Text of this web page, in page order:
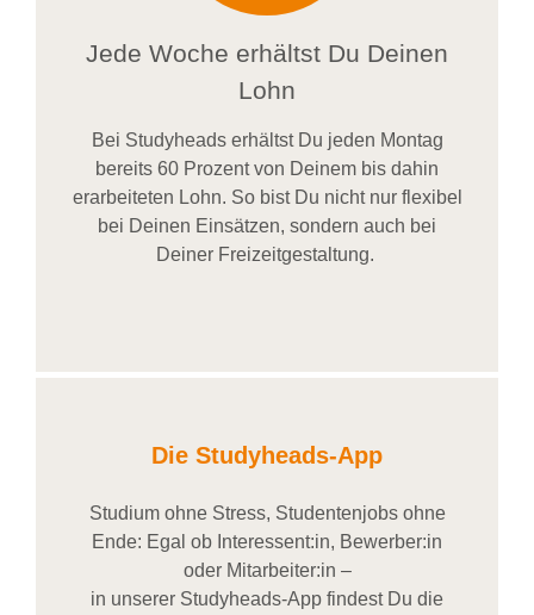
Jede Woche erhältst Du Deinen
Lohn
Bei Studyheadserhältst Du jeden Montag
bereits 60 Prozent von Deinem bis dahin
erarbeiteten Lohn. So bist Du nicht nur flexibel
bei Deinen Einsätzen, sondern auch bei
DeinerFreizeitgestaltung.
Die Studyheads-App
Studium ohne Stress, Studentenjobs ohne
Ende: Egal ob Interessent:in, Bewerber:in
oder Mitarbeiter:in –
in unserer Studyheads-App findest Du die